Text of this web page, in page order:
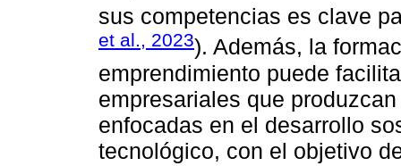
sus competencias es clave
et al., 2023). Además, la
emprendimiento puede
empresariales que
enfocadas en el desarrollo
tecnológico, con el objetivo